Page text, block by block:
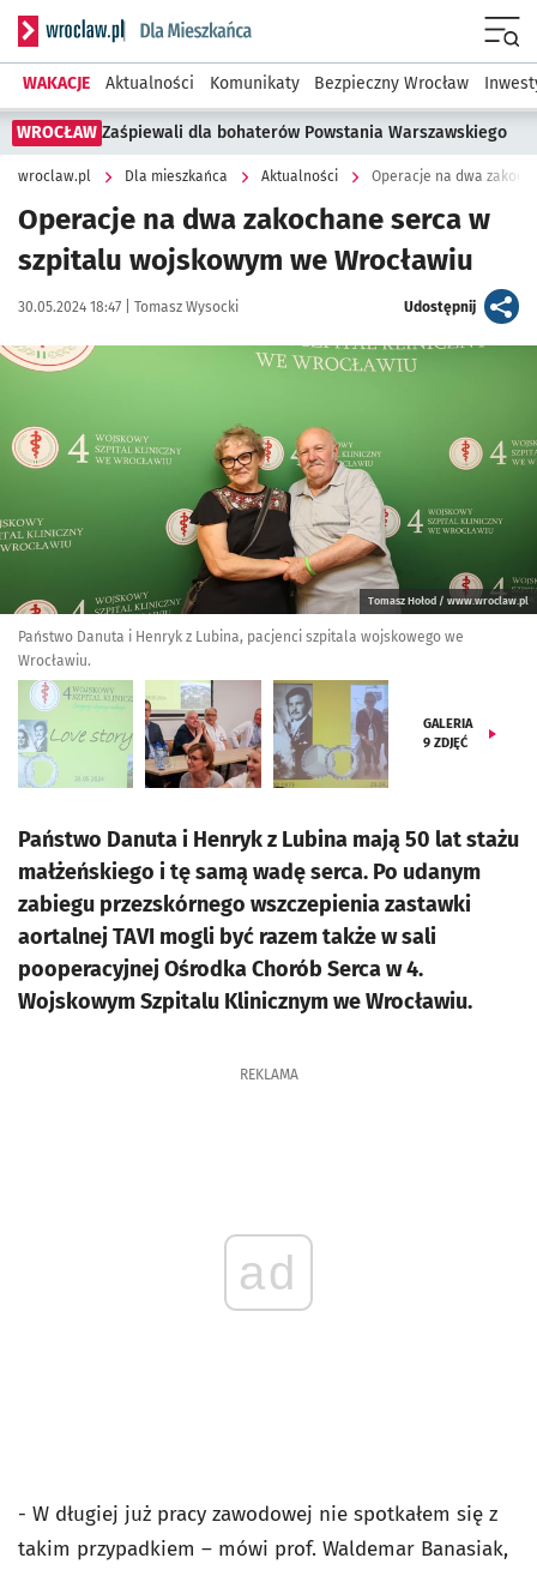
Serwis informacyjny wroclaw.pl podserwis: Dla mieszkańca
WAKACJE Aktualności Komunikaty Bezpieczny Wrocław
WROCŁAW Zaśpiewali dla bohaterów Powstania Warszawskiego
wroclaw.pl Dla mieszkańca Aktualności Operacje na dwa
Operacje na dwa zakochane serca w
szpitalu wojskowym we Wrocławiu
Data publikacji:
30.05.2024 18:47 | Autor:
Tomasz Wysocki Udostępnijartykuł
Kliknij, aby zobaczyć galerię
Tomasz Hołod / www.wroclaw.pl
Państwo Danuta i Henryk z Lubina, pacjenci szpitala wojskowego we
Wrocławiu.
GALERIA
9 ZDJĘĆ
Państwo Danuta i Henryk z Lubina mają 50 lat stażu
małżeńskiego i tę samą wadę serca. Po udanym
zabiegu przezskórnego wszczepienia zastawki
aortalnej TAVI mogli być razem także w sali
pooperacyjnej Ośrodka Chorób Serca w 4.
Wojskowym Szpitalu Klinicznym we Wrocławiu.
REKLAMA
ad
- W długiej już pracy zawodowej nie spotkałem się z
takim przypadkiem – mówi prof. Waldemar Banasiak,